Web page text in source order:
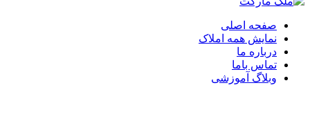
صفحه اصلی
نمایش همه املاک
درباره ما
تماس باما
وبلاگ آموزشی